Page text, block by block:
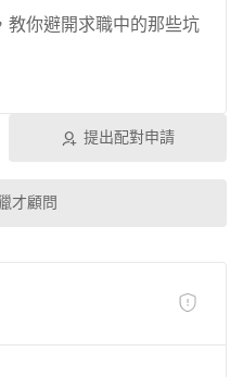
教你避開求職中的那些坑
提出配對申請
才顧問